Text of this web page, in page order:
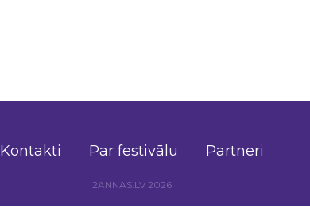
Kontakti Par festivālu Partneri
2ANNAS.LV 2026